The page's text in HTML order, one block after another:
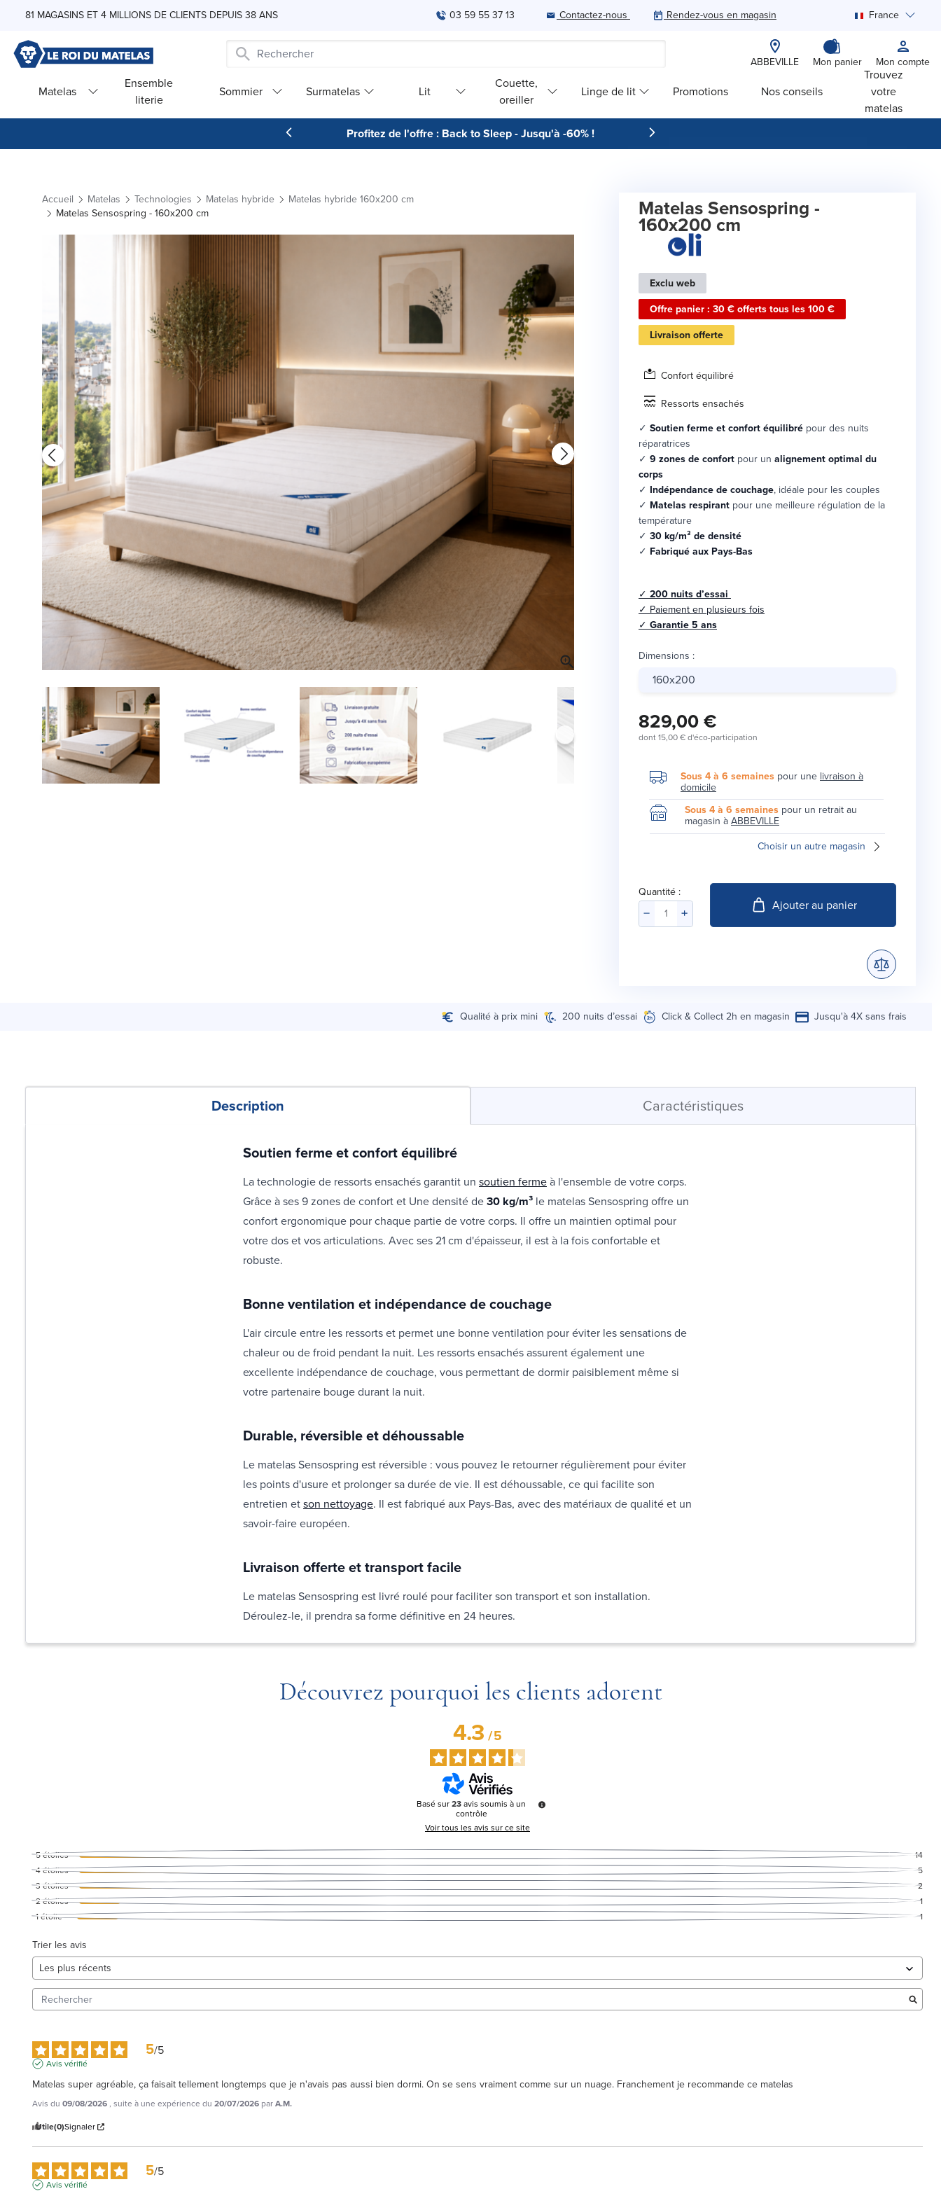
Skip to Content
81 MAGASINS ET 4 MILLIONS DE CLIENTS DEPUIS 38 ANS 03 59 55 37 13 Contactez-nous Rendez-vous en magasin France
ABBEVILLE Mon panier Mon compte
Matelas
Ensemble
literie
Sommier Surmatelas Lit
Couette,
oreiller
Linge de lit Promotions Nos conseils
Trouvez
votre
matelas
Profitez de l'offre : Back to Sleep - Jusqu'à -60% !
Accueil Matelas Technologies Matelas hybride
Matelas hybride 160x200 cm
Matelas Sensospring - 160x200 cm
Matelas Sensospring -
160x200 cm
Exclu web
Offre panier : 30 € offerts tous les 100 €
Livraison offerte
Confort équilibré
Ressorts ensachés
✓ Soutien ferme et confort équilibré pour des nuits
réparatrices
✓ 9 zones de confort pour un alignement optimal du
corps
✓ Indépendance de couchage, idéale pour les couples
✓ Matelas respirant pour une meilleure régulation de la
température
✓ 30 kg/m³ de densité
✓ Fabriqué aux Pays-Bas
✓ 200 nuits d’essai
✓ Paiement en plusieurs fois
✓ Garantie 5 ans
Dimensions :
160x200
829,00 €
dont15,00 €d'éco-participation
Sous 4 à 6 semaines pour une livraison à
domicile
Sous 4 à 6 semaines pour un retrait au
magasin àABBEVILLE
Choisir un autre magasin
Quantité :
Ajouter au panier
Qualité à prix mini 200 nuits d’essai Click & Collect 2h en magasin Jusqu'à 4X sans frais
Description Caractéristiques
Soutien ferme et confort équilibré
La technologie de ressorts ensachés garantit un soutien fermeà l'ensemble de votre corps.
Grâce à ses 9 zones de confort et Une densité de30 kg/m³ le matelas Sensospring offre un
confort ergonomique pour chaque partie de votre corps. Il offre un maintien optimal pour
votre dos et vos articulations. Avec ses 21 cm d'épaisseur, il est à la fois confortable et
robuste.
Bonne ventilation et indépendance de couchage
L'air circule entre les ressorts et permet une bonne ventilation pour éviter les sensations de
chaleur ou de froid pendant la nuit. Les ressorts ensachés assurent également une
excellente indépendance de couchage, vous permettant de dormir paisiblement même si
votre partenaire bouge durant la nuit.
Durable, réversible et déhoussable
Le matelas Sensospring est réversible : vous pouvez le retourner régulièrement pour éviter
les points d'usure et prolonger sa durée de vie. Il est déhoussable, ce qui facilite son
entretien etson nettoyage. Il est fabriqué aux Pays-Bas, avec des matériaux de qualité et un
savoir-faire européen.
Livraison offerte et transport facile
Le matelas Sensospring est livré roulé pour faciliter son transport et son installation.
Déroulez-le, il prendra sa forme définitive en 24 heures.
Découvrez pourquoi les clients adorent
4.3/5
Basé sur23avis soumis à un
contrôle
Voir tous les avis sur ce site
5étoiles
14
4étoiles
5
3 étoiles
2
2étoiles
1
1étoile 1
Trier les avis
5/5
Avis vérifié
Matelas super agréable, ça faisait tellement longtemps que je n'avais pas aussi bien dormi. On se sens vraiment comme sur un nuage. Franchement je recommande ce matelas
Avis du 09/08/2026, suite à une expérience du 20/07/2026 parA.M.
Utile(0)Signaler
5/5
Avis vérifié